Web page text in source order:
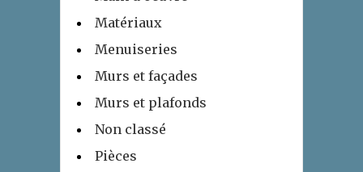
Matériaux
Menuiseries
Murs et façades
Murs et plafonds
Non classé
Pièces